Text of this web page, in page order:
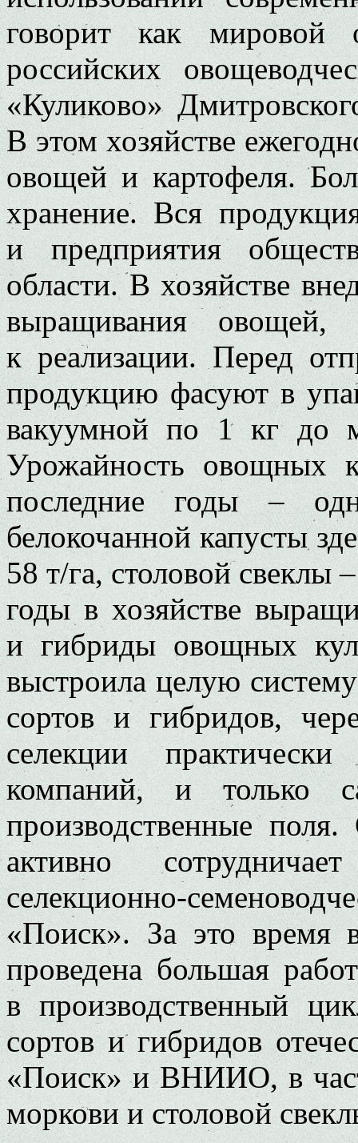
говорит как
российских
«Куликово»
В этом хозяйстве
овощей и картофеля.
хранение. Вся
и предприятия
области. В хозяйстве
выращивания
к реализации. Перед
продукцию фасуют в
вакуумной по 1 кг до
Урожайность овощных
последние годы –
белокочанной капусты
58 т/га, столовой свеклы
годы в хозяйстве
и гибриды овощных
выстроила целую
сортов и гибридов,
селекции
компаний, и только
производственные
активно
селекционно-
«Поиск». За это время
проведена большая
в производственный
сортов и гибридов
«Поиск» и ВНИИО, в
моркови и столовой